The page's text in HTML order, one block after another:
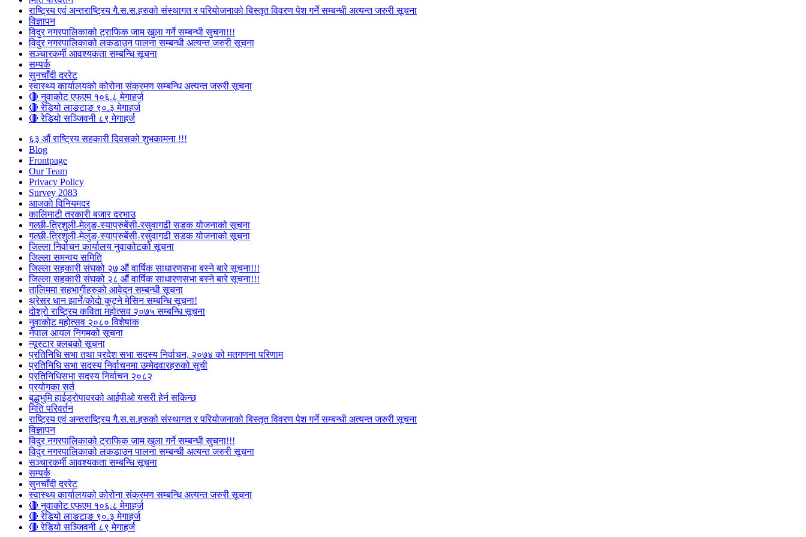
राष्ट्रिय एवं अन्तराष्ट्रिय गै.स.स.हरुको संस्थागत र परियोजनाको बिस्तृत विवरण पेश गर्ने सम्बन्धी अत्यन्त जरुरी सूचना
विज्ञापन
विदुर नगरपालिकाको ट्राफिक जाम खुला गर्ने सम्बन्धी सुचना!!!
विदुर नगरपालिकाको लकडाउन पालना सम्बन्धी अत्यन्त जरुरी सूचना
सञ्चारकर्मी आवश्यकता सम्बन्धि सूचना
सम्पर्क
सुनचाँदी दररेट
स्वास्थ्य कार्यालयको कोरोना संक्रमण सम्बन्धि अत्यन्त जरुरी सूचना
🔴 नुवाकोट एफएम १०६.८ मेगाहर्ज
🔴 रेडियो लाङटाङ ९०.३ मेगाहर्ज
🔴 रेडियो सञ्जिवनी ८९ मेगाहर्ज
६३ औं राष्ट्रिय सहकारी दिवसको शुभकामना !!!
Blog
Frontpage
Our Team
Privacy Policy
Survey 2083
आजकाे विनियमदर
कालिमाटी तरकारी बजार दरभाउ
गल्छी-त्रिशुली-मेलुङ-स्याप्रुबेंसी-रसुवागढी सडक योजनाको सूचना
गल्छी-त्रिशुली-मेलुङ-स्याप्रुबेंसी-रसुवागढी सडक योजनाको सूचना
जिल्ला निर्वाचन कार्यालय नुवाकोटको सूचना
जिल्ला समन्वय समिति
जिल्ला सहकारी संघको २७ औं वार्षिक साधारणसभा बस्ने बारे सूचना!!!
जिल्ला सहकारी संघको २८ औं वार्षिक साधारणसभा बस्ने बारे सूचना!!!
तालिममा सहभागीहरुको आवेदन सम्बन्धी सूचना
थ्रेसर धान झार्ने/काेदाे कुट्ने मेसिन सम्बन्धि सूचना!
दोश्रो राष्ट्रिय कविता महोत्सव २०७५ सम्बन्धि सूचना
नुवाकोट महोत्सव २०८० विशेषांक
नेपाल आयल निगमको सूचना
न्यूस्टार क्लबको सूचना
प्रतिनिधि सभा तथा प्रदेश सभा सदस्य निर्वाचन, २०७४ को मतगणना परिणाम
प्रतिनिधि सभा सदस्य निर्वाचनमा उम्मेदवारहरुको सुची
प्रतिनिधिसभा सदस्य निर्वाचन २०८२
प्रयोगका सर्त
बुद्धभुमि हाईड्रोपावरको आईपीओ यसरी हेर्न सकिन्छ
मिति परिवर्तन
राष्ट्रिय एवं अन्तराष्ट्रिय गै.स.स.हरुको संस्थागत र परियोजनाको बिस्तृत विवरण पेश गर्ने सम्बन्धी अत्यन्त जरुरी सूचना
विज्ञापन
विदुर नगरपालिकाको ट्राफिक जाम खुला गर्ने सम्बन्धी सुचना!!!
विदुर नगरपालिकाको लकडाउन पालना सम्बन्धी अत्यन्त जरुरी सूचना
सञ्चारकर्मी आवश्यकता सम्बन्धि सूचना
सम्पर्क
सुनचाँदी दररेट
स्वास्थ्य कार्यालयको कोरोना संक्रमण सम्बन्धि अत्यन्त जरुरी सूचना
🔴 नुवाकोट एफएम १०६.८ मेगाहर्ज
🔴 रेडियो लाङटाङ ९०.३ मेगाहर्ज
🔴 रेडियो सञ्जिवनी ८९ मेगाहर्ज